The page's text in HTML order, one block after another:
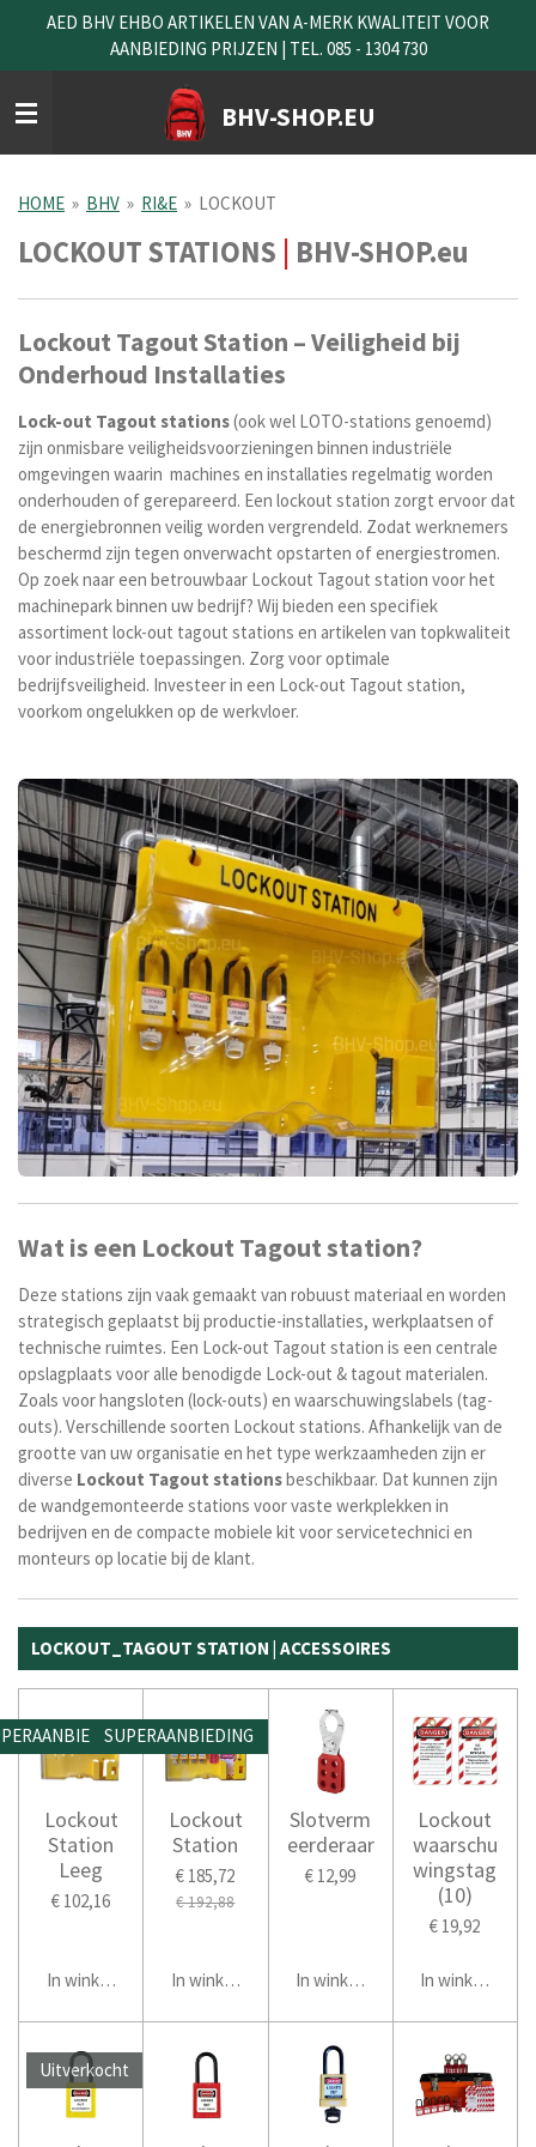
naar
de
hoofdinhoud
BHV-SHOP.EU
AED BHV EHBO ARTIKELEN VAN A-MERK KWALITEIT VOOR
AANBIEDING PRIJZEN | TEL. 085 - 1304 730
HOME » BHV » RI&E » LOCKOUT
LOCKOUT STATIONS BHV-SHOP.eu
Lockout Tagout Station – Veiligheid bij
Onderhoud Installaties
Lock-out Tagout stations(ook wel LOTO-stations genoemd)
zijn onmisbare veiligheidsvoorzieningen binnen industriële
omgevingen waarin machines en installaties regelmatig worden
onderhouden of gerepareerd. Een lockout station zorgt ervoor dat
de energiebronnen veilig worden vergrendeld. Zodat werknemers
beschermd zijn tegen onverwacht opstarten of energiestromen.
Op zoek naar een betrouwbaar Lockout Tagout station voor het
machinepark binnen uw bedrijf? Wij bieden een specifiek
assortiment lock-out tagout stations en artikelen van topkwaliteit
voor industriële toepassingen. Zorg voor optimale
bedrijfsveiligheid. Investeer in een Lock-out Tagout station,
voorkom ongelukken op de werkvloer.
Wat is een Lockout Tagout station?
Deze stations zijn vaak gemaakt van robuust materiaal en worden
strategisch geplaatst bij productie-installaties, werkplaatsen of
technische ruimtes. Een Lock-out Tagout station is een centrale
opslagplaats voor alle benodigde Lock-out & tagout materialen.
Zoals voor hangsloten (lock-outs) en waarschuwingslabels (tag-
outs). Verschillende soorten Lockout stations. Afhankelijk van de
grootte van uw organisatie en het type werkzaamheden zijn er
diverse Lockout Tagout stationsbeschikbaar. Dat kunnen zijn
de wandgemonteerde stations voor vaste werkplekken in
bedrijven en de compacte mobiele kit voor servicetechnici en
monteurs op locatie bij de klant.
LOCKOUT_TAGOUT STATION | ACCESSOIRES
Lockout
Station
Leeg
€ 102,16
In winkelwagen
SUPERAANBIEDING
Lockout
Station
€ 185,72
€ 192,88
In winkelwagen
Slotverm
eerderaar
€ 12,99
In winkelwagen
Lockout
waarschu
wingstag
(10)
€ 19,92
In winkelwagen
Uitverkocht